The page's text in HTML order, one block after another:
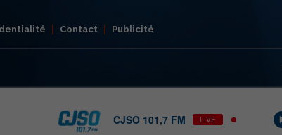
Contact Publicité
CJSO 101,7 FM LIVE